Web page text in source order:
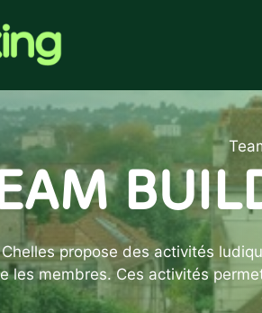
propose des activités
les membres. Ces activités